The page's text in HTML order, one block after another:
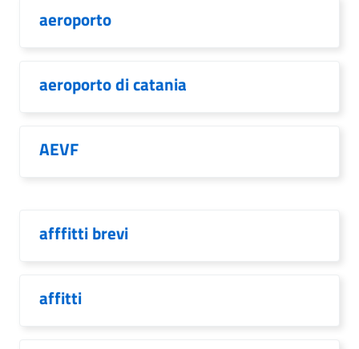
aeroporto
aeroporto di catania
AEVF
afffitti brevi
affitti